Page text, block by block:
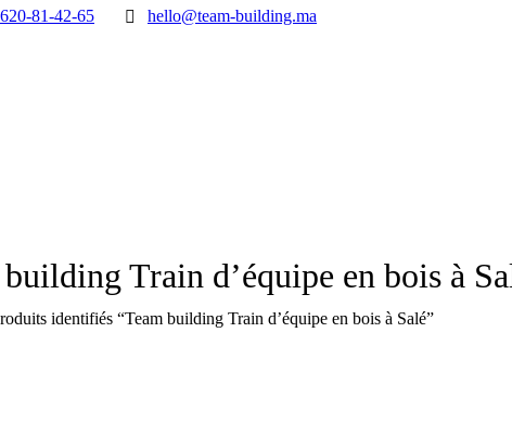
81-42-65 hello@team-building.ma
Train d’équipe en bois à
identifiés “Team building Train d’équipe en bois à Salé”